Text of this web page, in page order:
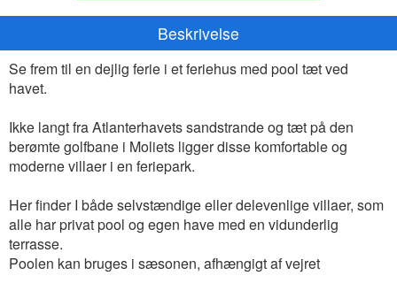
Beskrivelse
Se frem til en dejlig ferie i et feriehus med pool tæt ved
havet.
Ikke langt fra Atlanterhavets sandstrande og tæt på den
berømte golfbane i Moliets ligger disse komfortable og
moderne villaer i en feriepark.
Her finder I både selvstændige eller delevenlige villaer, som
alle har privat pool og egen have med en vidunderlig
terrasse.
Poolen kan bruges i sæsonen, afhængigt af vejret